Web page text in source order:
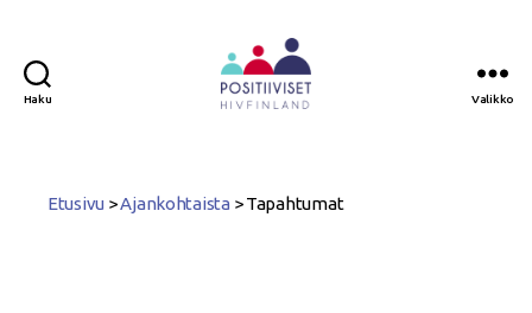
Haku Valikko
Etusivu >Ajankohtaista >Tapahtumat